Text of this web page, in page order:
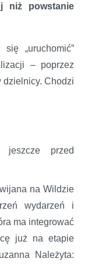
niż powstanie
„uruchomić”
– poprzez
dzielnicy. Chodzi
jeszcze przed
na Wildzie
wydarzeń i
ma integrować
już na etapie
Należyta: